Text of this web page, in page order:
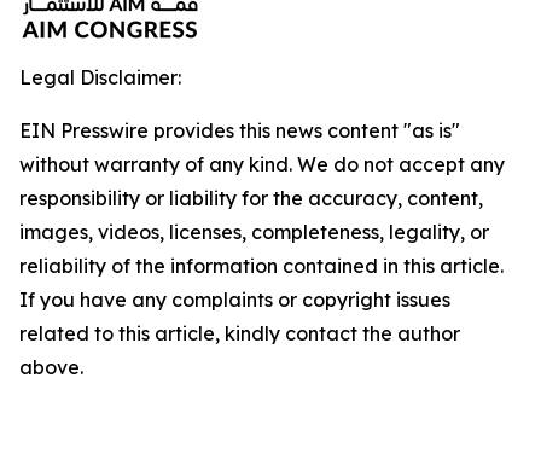
Legal Disclaimer:
EIN Presswire provides this news content "as is"
without warranty of any kind. We do not accept any
responsibility or liability for the accuracy, content,
images, videos, licenses, completeness, legality, or
reliability of the information contained in this article.
If you have any complaints or copyright issues
related to this article, kindly contact the author
above.